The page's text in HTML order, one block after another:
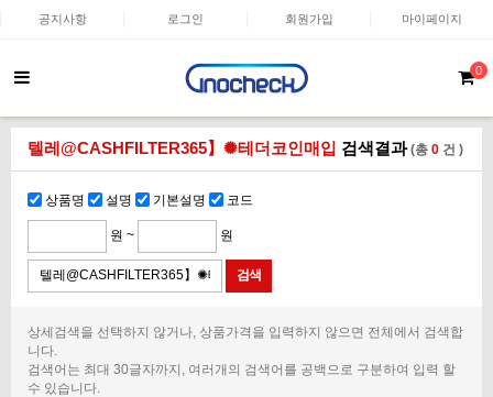
공지사항 로그인 회원가입 마이페이지
0
텔레@CASHFILTER365】✺테더코인매입 검색결과(총 0 건 )
상품명 설명 기본설명 코드
원 ~ 원
상세검색을 선택하지 않거나, 상품가격을 입력하지 않으면 전체에서 검색합
니다.
검색어는 최대 30글자까지, 여러개의 검색어를 공백으로 구분하여 입력 할
수 있습니다.